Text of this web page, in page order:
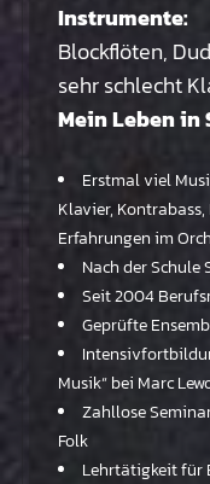
Instrumente:
Blockflöten,
sehr schlecht
Mein Leben
Erstmal viel
Klavier,
Erfahrungen im
Nach der
Seit 2004
Geprüfte
Musik“ bei Marc
Zahllose
Folk
Lehrtätigkeit für